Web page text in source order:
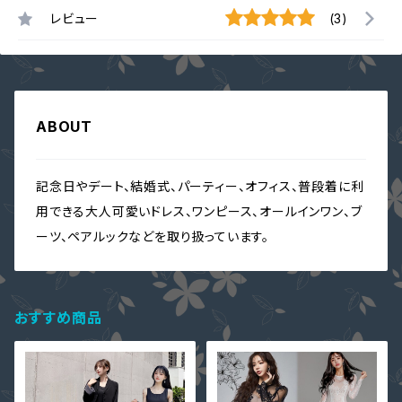
レビュー (3)
ABOUT
記念日やデート、結婚式、パーティー、オフィス、普段着に利
用できる大人可愛いドレス、ワンピース、オールインワン、ブ
ーツ、ペアルックなどを取り扱っています。
おすすめ商品